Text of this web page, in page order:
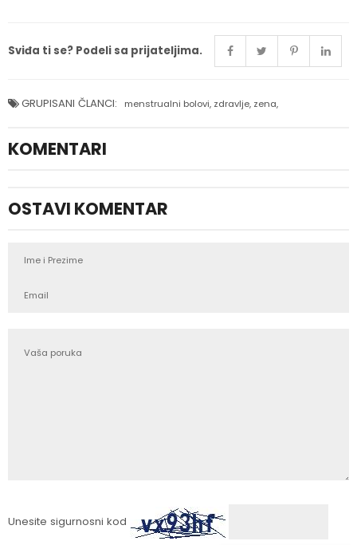
Sviđa ti se? Podeli sa prijateljima.
GRUPISANI ČLANCI: menstrualni bolovi, zdravlje, zena,
KOMENTARI
OSTAVI KOMENTAR
Unesite sigurnosni kod